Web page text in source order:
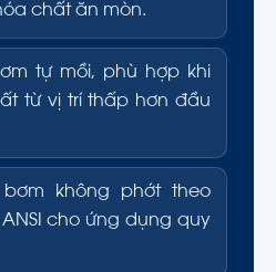
chất ăn mòn.
tự mồi, phù hợp khi
từ vị trí thấp hơn đầu
không phớt theo
cho ứng dụng quy